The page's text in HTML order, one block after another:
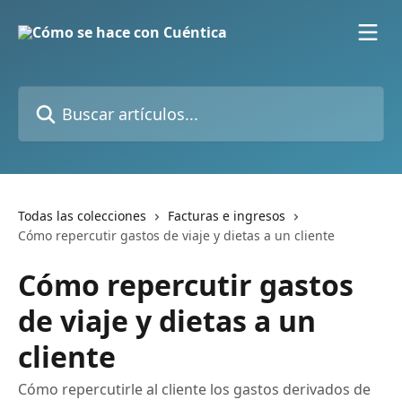
Todas las colecciones
Facturas e ingresos
Cómo repercutir gastos de viaje y dietas a un cliente
Cómo repercutir gastos
de viaje y dietas a un
cliente
Cómo repercutirle al cliente los gastos derivados de